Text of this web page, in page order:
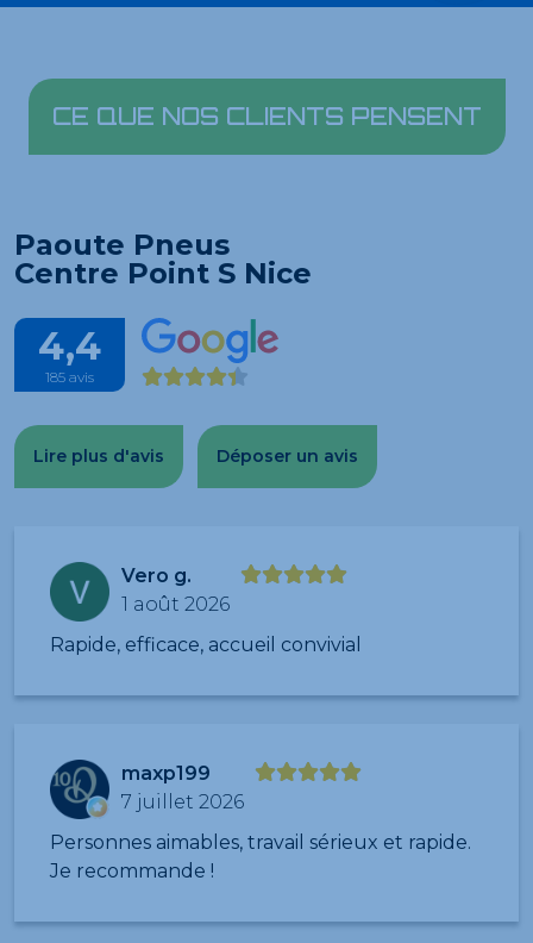
CE QUE NOS CLIENTS PENSENT
Paoute Pneus
Centre Point S Nice
4,4
185 avis
Lire plus d'avis Déposer un avis
Vero g.
1 août 2026
Rapide, efficace, accueil convivial
maxp199
7 juillet 2026
Personnes aimables, travail sérieux et rapide.
Je recommande !